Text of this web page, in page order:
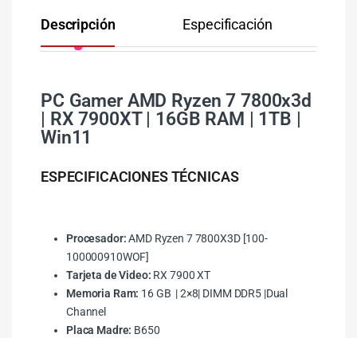
Descripción Especificación
PC Gamer AMD Ryzen 7 7800x3d
| RX 7900XT | 16GB RAM | 1TB |
Win11
ESPECIFICACIONES TÉCNICAS
Procesador:AMD Ryzen 7 7800X3D [100-
100000910WOF]
Tarjeta de Video: RX 7900 XT
Memoria Ram: 16 GB | 2×8| DIMM DDR5 |Dual
Channel
Placa Madre: B650